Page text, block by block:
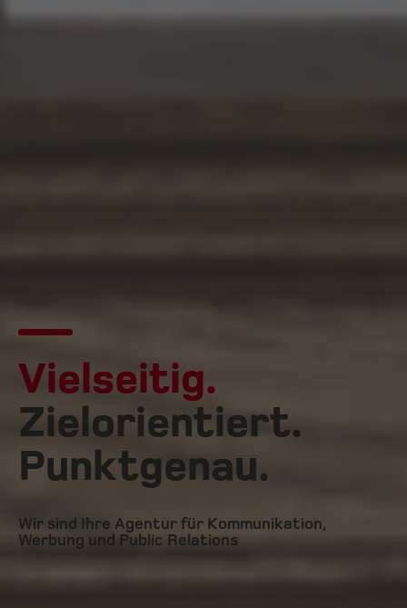
Vielseitig.
Zielorientiert.
Punktgenau.
Wir sind Ihre Agentur für Kommunikation,
Werbung und Public Relations